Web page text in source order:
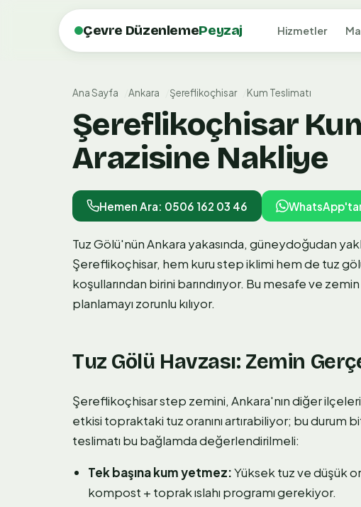
Çevre DüzenlemePeyzaj Hizmetler
Ana Sayfa Ankara Şereflikoçhisar Kum Teslimatı
Şereflikoçhisar
Arazisine Nakliye
Hemen Ara: 0506 162 03 46
Tuz Gölü'nün Ankara yakasında, güneydoğudan
Şereflikoçhisar, hem kuru step iklimi hem de tuz
koşullarından birini barındırıyor. Bu mesafe ve
planlamayı zorunlu kılıyor.
Tuz Gölü Havzası: Zemin
Şereflikoçhisar step zemini, Ankara'nın diğer
etkisi topraktaki tuz oranını artırabiliyor; bu durum
teslimatı bu bağlamda değerlendirilmeli:
Tek başına kum yetmez:Yüksek tuz ve düşük
kompost + toprak ıslahı programı gerekiyor.